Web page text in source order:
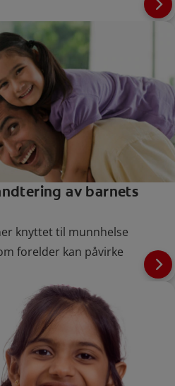
av barnets
knyttet til munnhelse
forelder kan påvirke